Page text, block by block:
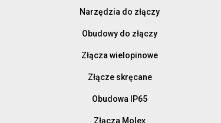
Narzędzia do złączy
Obudowy do złączy
Złącza wielopinowe
Złącze skręcane
Obudowa IP65
Złącza Molex